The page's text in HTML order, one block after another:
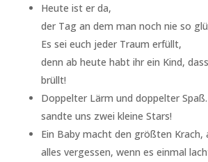
Heute ist er da,
der Tag an dem man noch nie so
Es sei euch jeder Traum erfüllt,
denn ab heute habt ihr ein Kind,
brüllt!
Doppelter Lärm und doppelter
sandte uns zwei kleine Stars!
Ein Baby macht den größten Krach,
alles vergessen, wenn es einmal